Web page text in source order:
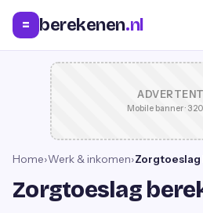
= berekenen.nl
Mobile banner ·
Home›Werk & inkomen›
Zorgtoeslag